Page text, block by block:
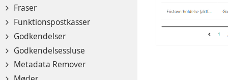
Fraser
Funktionspostkasser
Godkendelser
Godkendelsessluse
Metadata Remover